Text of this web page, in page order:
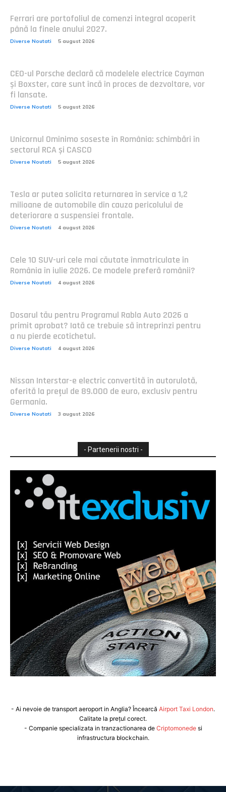
Ferrari are portofoliul de comenzi integral acoperit
până la finele anului 2027.
Diverse Noutati 5 august 2026
CEO-ul Porsche declară că modelele electrice Cayman
și Boxster, care sunt încă în proces de dezvoltare, vor
fi lansate.
Diverse Noutati 5 august 2026
Unicornul Ominimo soseste în România: schimbări în
sectorul RCA și CASCO
Diverse Noutati 5 august 2026
Tesla ar putea solicita returnarea în service a 1,2
milioane de automobile din cauza pericolului de
deteriorare a suspensiei frontale.
Diverse Noutati 4 august 2026
Cele 10 SUV-uri cele mai căutate înmatriculate în
România în iulie 2026. Ce modele preferă românii?
Diverse Noutati 4 august 2026
Dosarul tău pentru Programul Rabla Auto 2026 a
primit aprobat? Iată ce trebuie să întreprinzi pentru
a nu pierde ecotichetul.
Diverse Noutati 4 august 2026
Nissan Interstar-e electric convertită în autorulotă,
oferită la prețul de 89.000 de euro, exclusiv pentru
Germania.
Diverse Noutati 3 august 2026
- Partenerii nostri -
- Ai nevoie de transport aeroport in Anglia? Încearcă Airport Taxi London.
Calitate la prețul corect.
- Companie specializata in tranzactionarea de Criptomonedesi
infrastructura blockchain.